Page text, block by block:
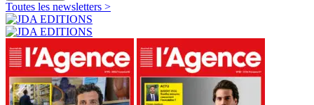
Toutes les newsletters >